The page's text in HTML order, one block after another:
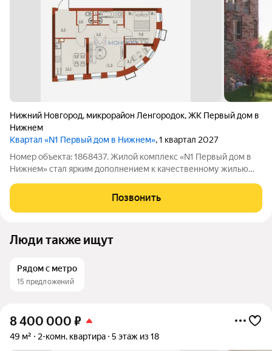
Нижний Новгород, микрорайон Ленгородок,ЖК Первый дом в
Нижнем
Квартал «N1 Первый дом в Нижнем», 1 квартал 2027
Номер объекта: 1868437. Жилой комплекс «N1 Первый дом в
Нижнем» стал ярким дополнением к качественному жилью
районе в границах улиц Октябрьской Революции, Григорьева,
Вольская, Витебская.
Позвонить
Люди также ищут
Рядом с метро
15 предложений
8 400 000 ₽
49 м² 2-комн. квартира 5 этаж из 18